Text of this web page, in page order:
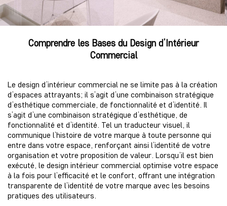
Comprendre les Bases du Design d’Intérieur
Commercial
Le design d’intérieur commercial ne se limite pas à la création
d’espaces attrayants; il s’agit d’une combinaison stratégique
d’esthétique commerciale, de fonctionnalité et d’identité. Il
s’agit d’une combinaison stratégique d’esthétique, de
fonctionnalité et d’identité. Tel un traducteur visuel, il
communique l’histoire de votre marque à toute personne qui
entre dans votre espace, renforçant ainsi l’identité de votre
organisation et votre proposition de valeur. Lorsqu’il est bien
exécuté, le design intérieur commercial optimise votre espace
à la fois pour l’efficacité et le confort, offrant une intégration
transparente de l’identité de votre marque avec les besoins
pratiques des utilisateurs.